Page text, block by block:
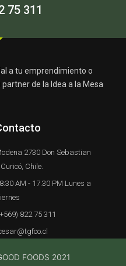
75 311
a tu emprendimiento o
de la Idea a la Mesa
2730 Don Sebastian
Curicó, Chile.
AM - 17.30 PM Lunes a
822 75 311
FOODS 2021